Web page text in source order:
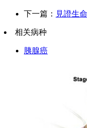
下一篇： 見證生
相关病种
胰腺癌